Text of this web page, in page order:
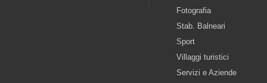
Fotografia
Stab. Balneari
Sport
Villaggi turistici
Servizi e Aziende